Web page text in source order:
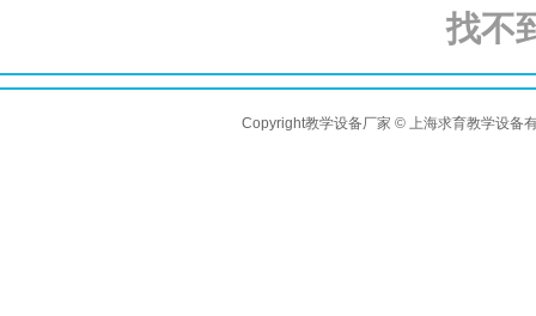
找不
Copyright教学设备厂家 © 上海求育教学设备